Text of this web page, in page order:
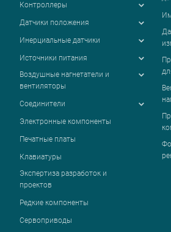
Контроллеры
Датчики положения
Инерциальные датчики
Источники питания
Воздушные нагнетатели и
вентиляторы
Соединители
Электронные компоненты
Печатные платы
Клавиатуры
Экспертиза разработок и
проектов
Редкие компоненты
Сервоприводы